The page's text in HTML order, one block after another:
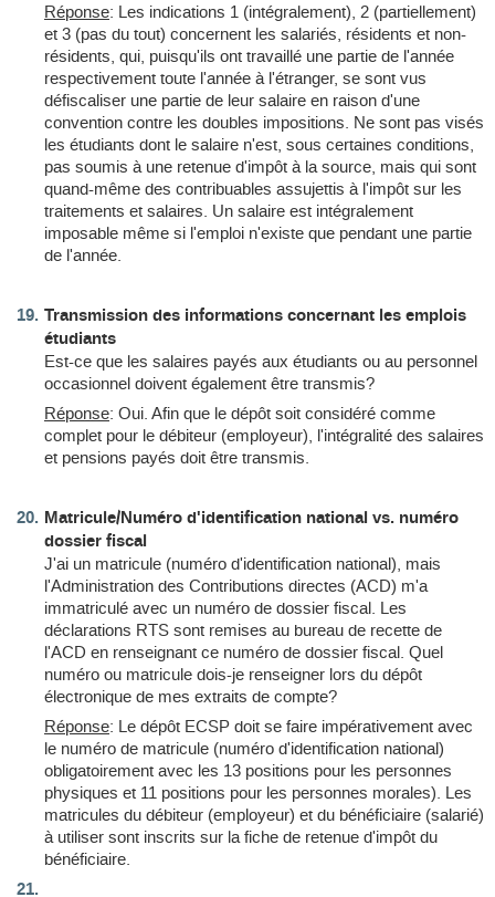
Réponse: Les indications 1 (intégralement), 2 (partiellement)
et 3 (pas du tout) concernent les salariés, résidents et non-
résidents, qui, puisqu'ils ont travaillé une partie de l'année
respectivement toute l'année à l'étranger, se sont vus
défiscaliser une partie de leur salaire en raison d'une
convention contre les doubles impositions. Ne sont pas visés
les étudiants dont le salaire n'est, sous certaines conditions,
pas soumis à une retenue d'impôt à la source, mais qui sont
quand-même des contribuables assujettis à l'impôt sur les
traitements et salaires. Un salaire est intégralement
imposable même si l'emploi n'existe que pendant une partie
de l'année.
Transmission des informations concernant les emplois
étudiants
Est-ce que les salaires payés aux étudiants ou au personnel
occasionnel doivent également être transmis?
Réponse: Oui. Afin que le dépôt soit considéré comme
complet pour le débiteur (employeur), l'intégralité des salaires
et pensions payés doit être transmis.
Matricule/Numéro d'identification national vs. numéro
dossier fiscal
J'ai un matricule (numéro d'identification national), mais
l'Administration des Contributions directes (ACD) m'a
immatriculé avec un numéro de dossier fiscal. Les
déclarations RTS sont remises au bureau de recette de
l'ACD en renseignant ce numéro de dossier fiscal. Quel
numéro ou matricule dois-je renseigner lors du dépôt
électronique de mes extraits de compte?
Réponse: Le dépôt ECSP doit se faire impérativement avec
le numéro de matricule (numéro d'identification national)
obligatoirement avec les 13 positions pour les personnes
physiques et 11 positions pour les personnes morales). Les
matricules du débiteur (employeur) et du bénéficiaire (salarié)
à utiliser sont inscrits sur la fiche de retenue d'impôt du
bénéficiaire.